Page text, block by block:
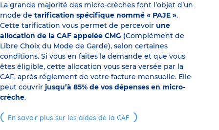
La grande majorité des micro-crèches font l’objet d’un
mode de tarification spécifique nommé « PAJE ».
Cette tarification vous permet de percevoir une
allocation de la CAF appelée CMG (Complément de
Libre Choix du Mode de Garde), selon certaines
conditions. Si vous en faites la demande et que vous
êtes éligible, cette allocation vous sera versée par la
CAF, après règlement de votre facture mensuelle. Elle
peut couvrir jusqu’à 85% de vos dépenses en micro-
crèche.
En savoir plus sur les aides de la CAF